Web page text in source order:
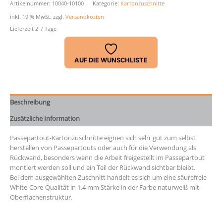
naturweiß
mit
Oberflächenstruktur,
White-
Artikelnummer: 10040-10100 Kategorie: Kartonzuschnitte
inkl. 19 % MwSt. zzgl. Versandkosten
Lieferzeit 2-7 Tage
AUF DIE WUNSCHLISTE
Beschreibung
Zusätzliche Information
Passepartout-Kartonzuschnitte eignen sich sehr gut zum selbst
herstellen von Passepartouts oder auch für die Verwendung als
Rückwand, besonders wenn die Arbeit freigestellt im Passepartout
montiert werden soll und ein Teil der Rückwand sichtbar bleibt.
Bei dem ausgewählten Zuschnitt handelt es sich um eine säurefreie
White-Core-Qualität in 1.4 mm Stärke in der Farbe naturweiß mit
Oberflächenstruktur.